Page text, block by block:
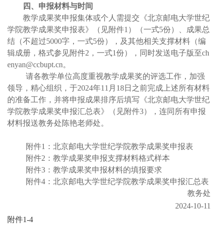
四、申报材料与时间
教学成果奖申报集体或个人需提交《北京邮电大学世纪
学院教学成果奖申报表》（见附件1）（一式5份）、
成果总
结 （不超过5000字，一式5份） ，及其他相关支撑材料 （编
辑成册，格式参见附件2 ，一式1份） ， 同 时发送电子版至ch
enyan@ccbupt.cn。
请各教学单位高度重视教学成果奖的评选工作，加强
领导，精心组织，于2024年11 月 18日之前完成上述所有材料
的准备工作，并将申报成果排序后填写《北京邮电大学世纪
学院教学成果奖申报汇总表》（见附件3），连同所有申报
材料报送教务处陈艳老师处。
附件1：北京邮电大学世纪学院教学成果奖申报表
附件2：教学成果奖申报支撑材料格式样本
附件3 ：教学成果奖申报材料的填报要求
附件4 ：北京邮电大学世纪学院教学成果奖申报汇总表
教务处
2024-10-11
附件1-4